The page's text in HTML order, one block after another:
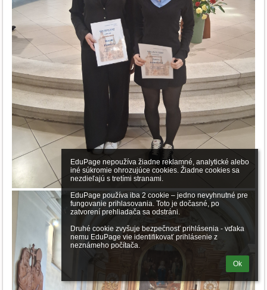
EduPage nepoužíva žiadne reklamné, analytické alebo
iné súkromie ohrozujúce cookies. Žiadne cookies sa
nezdieľajú s tretími stranami.
EduPage používa iba 2 cookie – jedno nevyhnutné pre
fungovanie prihlasovania. Toto je dočasné, po
zatvorení prehliadača sa odstráni.
Druhé cookie zvyšuje bezpečnosť prihlásenia - vďaka
nemu EduPage vie identifikovať prihlásenie z
neznámeho počítača.
Ok